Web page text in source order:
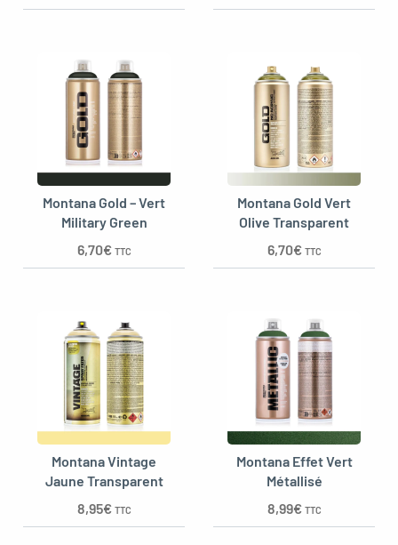
Montana Gold – Vert
Military Green
6,70€ TTC
Montana Gold Vert
Olive Transparent
6,70€ TTC
Montana Vintage
Jaune Transparent
8,95€ TTC
Montana Effet Vert
Métallisé
8,99€ TTC